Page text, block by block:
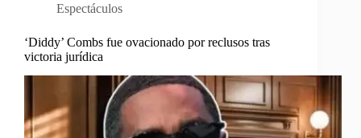
Espectáculos
‘Diddy’ Combs fue ovacionado por reclusos tras
victoria jurídica